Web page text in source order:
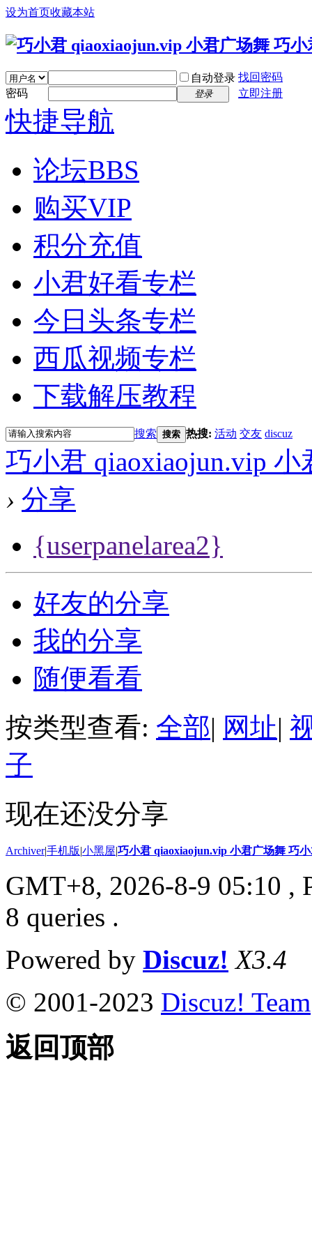
设为首页收藏本站
自动登录 找回密码
密码
登录 立即注册
快捷导航
论坛BBS
购买VIP
积分充值
小君好看专栏
今日头条专栏
西瓜视频专栏
下载解压教程
搜索 搜索 热搜: 活动 交友 discuz
巧小君 qiaoxiaojun.vip
› 分享
{userpanelarea2}
好友的分享
我的分享
随便看看
按类型查看: 全部| 网址|
子
现在还没分享
Archiver|手机版|小黑屋|巧小君 qiaoxiaojun.vip 小君广场舞 巧
GMT+8, 2026-8-9 05:10 ,
8 queries .
Powered by Discuz! X3.4
© 2001-2023 Discuz! Team
返回顶部